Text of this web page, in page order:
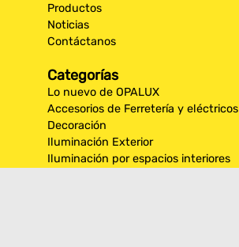
Productos
Noticias
Contáctanos
Categorías
Lo nuevo de OPALUX
Accesorios de Ferretería y eléctricos
Decoración
Iluminación Exterior
Iluminación por espacios interiores